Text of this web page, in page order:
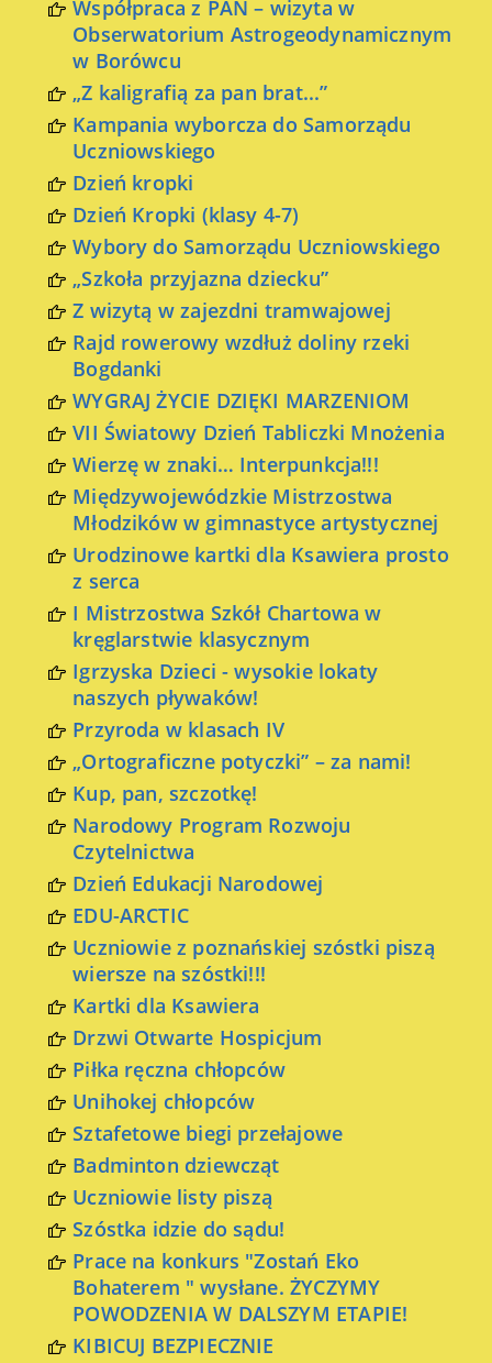
Współpraca z PAN – wizyta w
Obserwatorium Astrogeodynamicznym
w Borówcu
„Z kaligrafią za pan brat...”
Kampania wyborcza do Samorządu
Uczniowskiego
Dzień kropki
Dzień Kropki (klasy 4-7)
Wybory do Samorządu Uczniowskiego
„Szkoła przyjazna dziecku”
Z wizytą w zajezdni tramwajowej
Rajd rowerowy wzdłuż doliny rzeki
Bogdanki
WYGRAJ ŻYCIE DZIĘKI MARZENIOM
VII Światowy Dzień Tabliczki Mnożenia
Wierzę w znaki… Interpunkcja!!!
Międzywojewódzkie Mistrzostwa
Młodzików w gimnastyce artystycznej
Urodzinowe kartki dla Ksawiera prosto
z serca
I Mistrzostwa Szkół Chartowa w
kręglarstwie klasycznym
Igrzyska Dzieci - wysokie lokaty
naszych pływaków!
Przyroda w klasach IV
„Ortograficzne potyczki” – za nami!
Kup, pan, szczotkę!
Narodowy Program Rozwoju
Czytelnictwa
Dzień Edukacji Narodowej
EDU-ARCTIC
Uczniowie z poznańskiej szóstki piszą
wiersze na szóstki!!!
Kartki dla Ksawiera
Drzwi Otwarte Hospicjum
Piłka ręczna chłopców
Unihokej chłopców
Sztafetowe biegi przełajowe
Badminton dziewcząt
Uczniowie listy piszą
Szóstka idzie do sądu!
Prace na konkurs "Zostań Eko
Bohaterem " wysłane. ŻYCZYMY
POWODZENIA W DALSZYM ETAPIE!
KIBICUJ BEZPIECZNIE